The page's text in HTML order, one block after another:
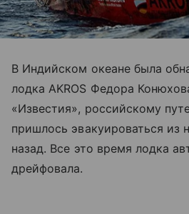
В Индийском океане была
лодка AKROS Федора
«Известия», российскому
пришлось эвакуироваться из
назад. Все это время лодка
дрейфовала.